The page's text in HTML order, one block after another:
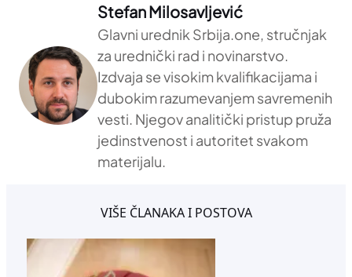
Stefan Milosavljević
Glavni urednik Srbija.one, stručnjak
za urednički rad i novinarstvo.
Izdvaja se visokim kvalifikacijama i
dubokim razumevanjem savremenih
vesti. Njegov analitički pristup pruža
jedinstvenost i autoritet svakom
materijalu.
VIŠE ČLANAKA I POSTOVA